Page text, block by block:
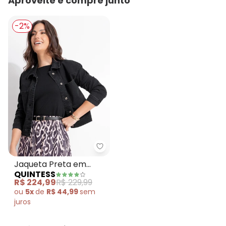
-2%
Quintess - Jaqueta Preta em
Jaqueta Preta em
Sarja
QUINTESS
R$ 224,99R$ 229,99
ou 5xde R$ 44,99sem
juros